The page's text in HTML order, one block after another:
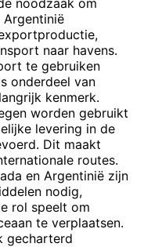
noodzaak om
Argentinië
naar havens.
te gebruiken
onderdeel van
kenmerk.
worden gebruikt
levering in de
Dit maakt
routes.
en Argentinië zijn
nodig,
rol speelt om
te verplaatsen.
gecharterd